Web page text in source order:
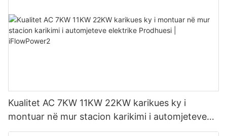
Kualitet AC 7KW 11KW 22KW karikues ky i
montuar në mur stacion karikimi i automjeteve
elektrike Prodhuesi | iFlowPower2